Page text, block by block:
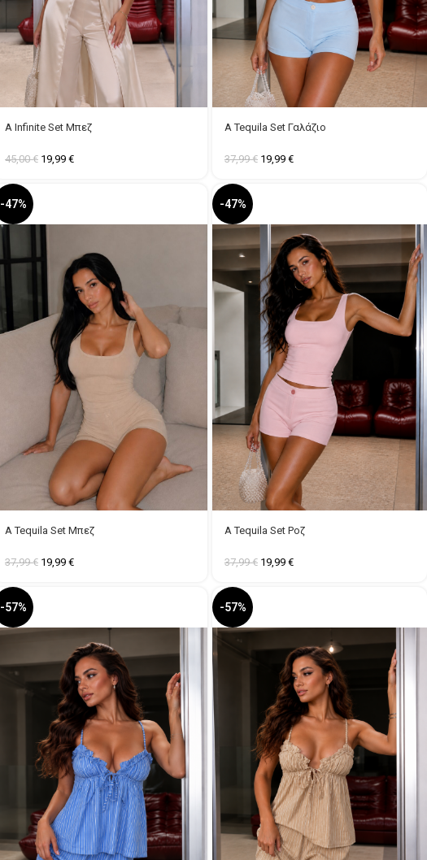
A Infinite Set Μπεζ
45,00€ 19,99 €
A Tequila Set Γαλάζιο
37,99€ 19,99 €
-47%
A Tequila Set Μπεζ
37,99€ 19,99 €
-47%
A Tequila Set Ροζ
37,99€ 19,99 €
-57% -57%